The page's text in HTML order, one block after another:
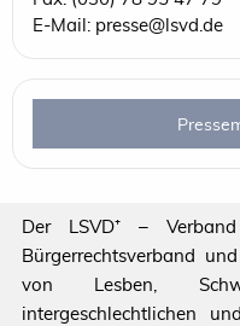
E-Mail: presse@lsvd.de
Der LSVD⁺ –
Bürgerrechtsverband
von Lesben,
intergeschlechtlichen